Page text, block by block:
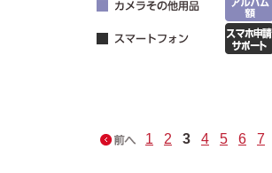
1 2 3 4 5 6 7